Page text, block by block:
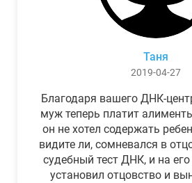
Таня
2019-04-27
Благодаря вашего ДНК-
муж теперь платит
он не хотел содержать
видите ли, сомневался в
судебный тест ДНК, и на
установил отцовство и